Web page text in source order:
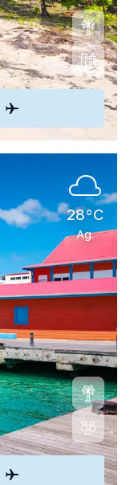
28°C
Ag.